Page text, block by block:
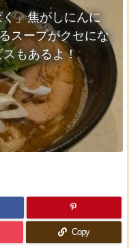
く」焦がしにんに
スープがクセにな
もあるよ！
Copy